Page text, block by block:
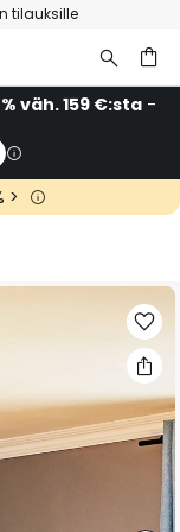
tilauksille
väh. 159 €:sta-
>